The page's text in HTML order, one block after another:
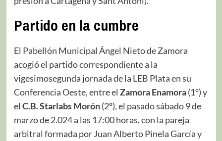
Partido en la cumbre
El Pabellón Municipal Ángel Nieto de Zamora
acogió el partido correspondiente a la
vigesimosegunda jornada de la LEB Plata en su
Conferencia Oeste, entre el Zamora Enamora(1º) y
el C.B. Starlabs Morón(2º), el pasado sábado 9 de
marzo de 2.024 a las 17:00 horas, con la pareja
arbitral formada por Juan Alberto Pinela García y